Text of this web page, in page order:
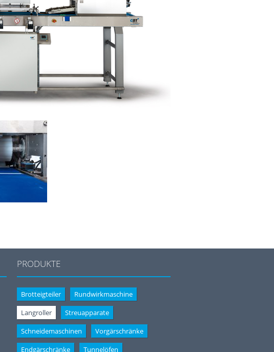
PRODUKTE
Brotteigteiler
Rundwirkmaschine
Langroller
Streuapparate
Schneidemaschinen
Vorgärschränke
Endgärschränke
Tunnelöfen